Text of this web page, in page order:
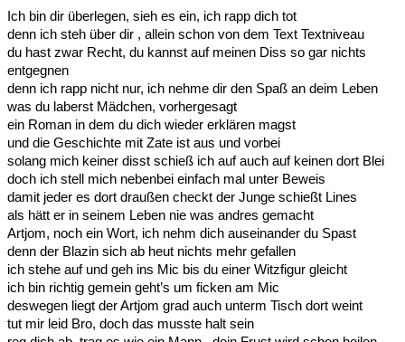
Ich bin dir überlegen, sieh es ein, ich rapp dich tot
denn ich steh über dir , allein schon von dem Text Textniveau
du hast zwar Recht, du kannst auf meinen Diss so gar nichts
entgegnen
denn ich rapp nicht nur, ich nehme dir den Spaß an deim Leben
was du laberst Mädchen, vorhergesagt
ein Roman in dem du dich wieder erklären magst
und die Geschichte mit Zate ist aus und vorbei
solang mich keiner disst schieß ich auf auch auf keinen dort Blei
doch ich stell mich nebenbei einfach mal unter Beweis
damit jeder es dort draußen checkt der Junge schießt Lines
als hätt er in seinem Leben nie was andres gemacht
Artjom, noch ein Wort, ich nehm dich auseinander du Spast
denn der Blazin sich ab heut nichts mehr gefallen
ich stehe auf und geh ins Mic bis du einer Witzfigur gleicht
ich bin richtig gemein geht’s um ficken am Mic
deswegen liegt der Artjom grad auch unterm Tisch dort weint
tut mir leid Bro, doch das musste halt sein